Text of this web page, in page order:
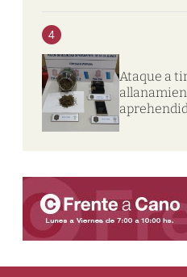
4
Ataque a